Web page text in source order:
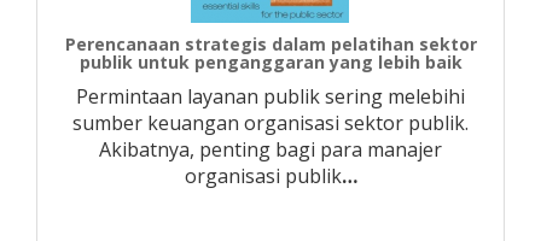
Perencanaan strategis dalam pelatihan sektor
publik untuk penganggaran yang lebih baik
Permintaan layanan publik sering melebihi
sumber keuangan organisasi sektor publik.
Akibatnya, penting bagi para manajer
organisasi publik…